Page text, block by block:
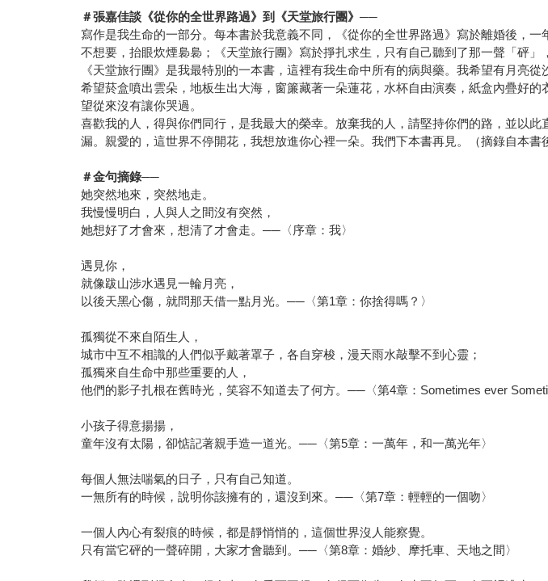
＃張嘉佳談《從你的全世界路過》到《天堂旅行團》──
寫作是我生命的一部分。每本書於我意義不同，《從你的全世界路過》寫於離婚後，
不想要，抬眼炊煙裊裊；《天堂旅行團》寫於掙扎求生，只有自己聽到了那一聲「砰」
《天堂旅行團》是我最特別的一本書，這裡有我生命中所有的病與藥。我希望有月亮
希望菸盒噴出雲朵，地板生出大海，窗簾藏著一朵蓮花，水杯自由演奏，紙盒內疊好
望從來沒有讓你哭過。
喜歡我的人，得與你們同行，是我最大的榮幸。放棄我的人，請堅持你們的路，並以
漏。親愛的，這世界不停開花，我想放進你心裡一朵。我們下本書再見。（摘錄自本書
＃金句摘錄──
她突然地來，突然地走。
我慢慢明白，人與人之間沒有突然，
她想好了才會來，想清了才會走。──〈序章：我〉
遇見你，
就像跋山涉水遇見一輪月亮，
以後天黑心傷，就問那天借一點月光。──〈第1章：你捨得嗎？〉
孤獨從不來自陌生人，
城市中互不相識的人們似乎戴著罩子，各自穿梭，漫天雨水敲擊不到心靈；
孤獨來自生命中那些重要的人，
他們的影子扎根在舊時光，笑容不知道去了何方。──〈第4章：Sometimes ever
小孩子得意揚揚，
童年沒有太陽，卻惦記著親手造一道光。──〈第5章：一萬年，和一萬光年〉
每個人無法喘氣的日子，只有自己知道。
一無所有的時候，說明你該擁有的，還沒到來。──〈第7章：輕輕的一個吻〉
一個人內心有裂痕的時候，都是靜悄悄的，這個世界沒人能察覺。
只有當它砰的一聲碎開，大家才會聽到。──〈第8章：婚紗、摩托車、天地之間〉